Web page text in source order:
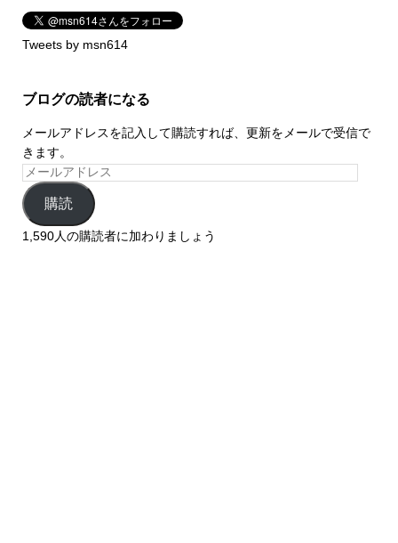
Tweets by msn614
ブログの読者になる
メールアドレスを記入して購読すれば、更新をメールで受信で
きます。
購読
1,590人の購読者に加わりましょう